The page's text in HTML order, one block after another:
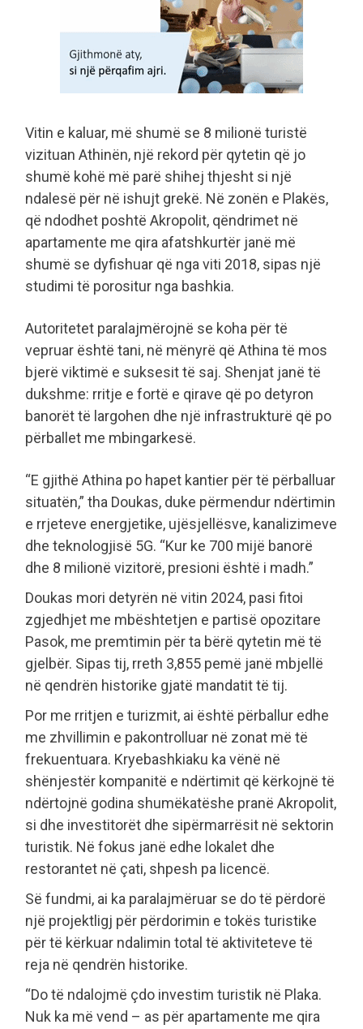
Vitin e kaluar, më shumë se 8 milionë turistë
vizituan Athinën, një rekord për qytetin që jo
shumë kohë më parë shihej thjesht si një
ndalesë për në ishujt grekë. Në zonën e Plakës,
që ndodhet poshtë Akropolit, qëndrimet në
apartamente me qira afatshkurtër janë më
shumë se dyfishuar që nga viti 2018, sipas një
studimi të porositur nga bashkia.
Autoritetet paralajmërojnë se koha për të
vepruar është tani, në mënyrë që Athina të mos
bjerë viktimë e suksesit të saj. Shenjat janë të
dukshme: rritje e fortë e qirave që po detyron
banorët të largohen dhe një infrastrukturë që po
përballet me mbingarkesë.
“E gjithë Athina po hapet kantier për të përballuar
situatën,” tha Doukas, duke përmendur ndërtimin
e rrjeteve energjetike, ujësjellësve, kanalizimeve
dhe teknologjisë 5G. “Kur ke 700 mijë banorë
dhe 8 milionë vizitorë, presioni është i madh.”
Doukas mori detyrën në vitin 2024, pasi fitoi
zgjedhjet me mbështetjen e partisë opozitare
Pasok, me premtimin për ta bërë qytetin më të
gjelbër. Sipas tij, rreth 3,855 pemë janë mbjellë
në qendrën historike gjatë mandatit të tij.
Por me rritjen e turizmit, ai është përballur edhe
me zhvillimin e pakontrolluar në zonat më të
frekuentuara. Kryebashkiaku ka vënë në
shënjestër kompanitë e ndërtimit që kërkojnë të
ndërtojnë godina shumëkatëshe pranë Akropolit,
si dhe investitorët dhe sipërmarrësit në sektorin
turistik. Në fokus janë edhe lokalet dhe
restorantet në çati, shpesh pa licencë.
Së fundmi, ai ka paralajmëruar se do të përdorë
një projektligj për përdorimin e tokës turistike
për të kërkuar ndalimin total të aktiviteteve të
reja në qendrën historike.
“Do të ndalojmë çdo investim turistik në Plaka.
Nuk ka më vend – as për apartamente me qira